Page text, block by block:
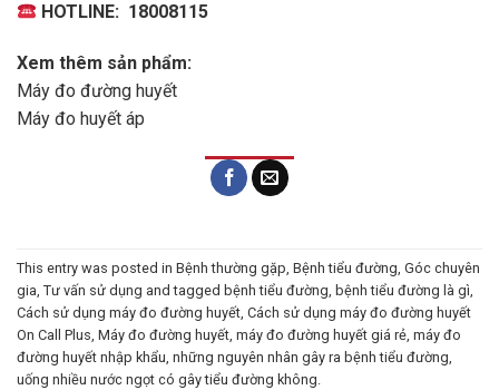
HOTLINE: 18008115
Xem thêm sản phẩm:
Máy đo đường huyết
Máy đo huyết áp
This entry was posted in Bệnh thường gặp Bệnh tiểu đường Góc chuyên
gia Tư vấn sử dụng and tagged bệnh tiểu đường bệnh tiểu đường là gì
Cách sử dụng máy đo đường huyết Cách sử dụng máy đo đường huyết
On Call Plus Máy đo đường huyết máy đo đường huyết giá rẻ máy đo
đường huyết nhập khẩu những nguyên nhân gây ra bệnh tiểu đường
uống nhiều nước ngọt có gây tiểu đường không